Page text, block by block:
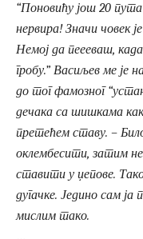
“Поновићу још 20
нервира! Значи човек
Немој да пеееваш,
гробу.” Васиљев ме је
до тог фамозног
дечака са шишкама
претећем ставу. –
оклембесити, затим
ставити у џепове.
дугачке. Једино сам
мислим тако.